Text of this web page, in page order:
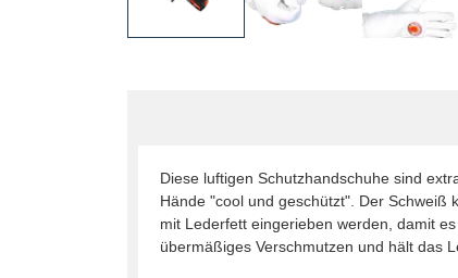
Diese luftigen Schutzhandschuhe sind
Hände "cool und geschützt". Der Schweiß
mit Lederfett eingerieben werden, damit
übermäßiges Verschmutzen und hält das